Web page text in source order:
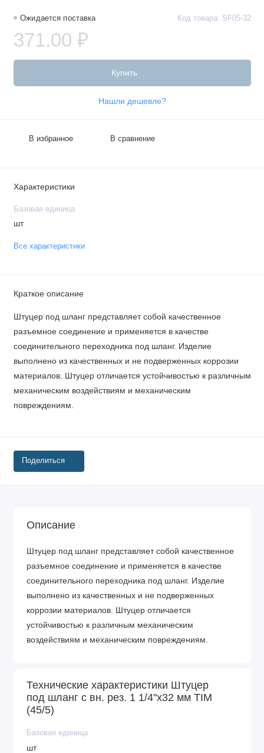
Ожидается поставка Код товара: SF05-32
371.00 ₽
Купить
Нашли дешевле?
В избранное В сравнение
Характеристики
Базовая единица
шт
Все характеристики
Краткое описание
Штуцер под шланг представляет собой качественное
разъемное соединение и применяется в качестве
соединительного переходника под шланг. Изделие
выполнено из качественных и не подверженных коррозии
материалов. Штуцер отличается устойчивостью к различным
механическим воздействиям и механическим
повреждениям.
Поделиться
Описание
Штуцер под шланг представляет собой качественное
разъемное соединение и применяется в качестве
соединительного переходника под шланг. Изделие
выполнено из качественных и не подверженных
коррозии материалов. Штуцер отличается
устойчивостью к различным механическим
воздействиям и механическим повреждениям.
Технические характеристики Штуцер
под шланг с вн. рез. 1 1/4"х32 мм TIM
(45/5)
Базовая единица
шт